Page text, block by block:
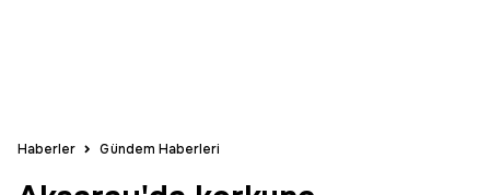
Haberler Gündem Haberleri